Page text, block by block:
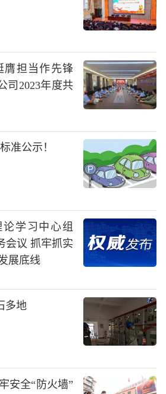
膺担当作先锋
2023年度共
准公示！
学习中心组
会议 抓牢抓实
展底线
多地
安全“防火墙”